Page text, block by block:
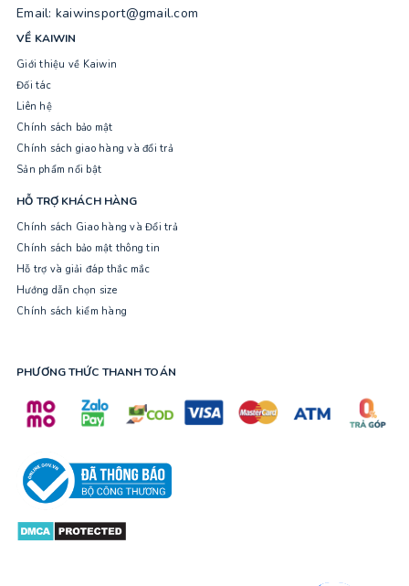
Email: kaiwinsport@gmail.com
VỀ KAIWIN
Giới thiệu về Kaiwin
Đối tác
Liên hệ
Chính sách bảo mật
Chính sách giao hàng và đổi trả
Sản phẩm nổi bật
HỖ TRỢ KHÁCH HÀNG
Chính sách Giao hàng và Đổi trả
Chính sách bảo mật thông tin
Hỗ trợ và giải đáp thắc mắc
Hướng dẫn chọn size
Chính sách kiểm hàng
PHƯƠNG THỨC THANH TOÁN